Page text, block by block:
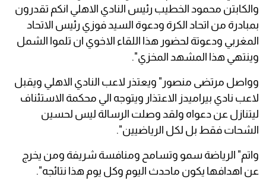
والكابتن محمود الخطيب رئيس النادي الاهلي انكم تقدرون
بمبادرة من اتحاد الكرة ودعوة السيد فوزي رئيس الاتحاد
المغربي ودعوتة لحضور هذا اللقاء الاخوي ان تلموا الشمل
وينتهي هذا المشهد المخزي".
وواصل مرتضى منصور" ويعتذر لاعب النادي الاهلي ويقبل
لاعب نادي بيراميدز الاعتذار ويتوجه الي محكمة الاستئناف
ليتنازل عن دعواه ولقد وصلت الرسالة ليس لحسين
الشحات فقط بل لكل الرياضيين".
واتم" الرياضة سمو وتسامح ومنافسة شريفة ومن يخرج
عن اهدافها يكون ماحدث اليوم وكل يوم هذا نتائجه".